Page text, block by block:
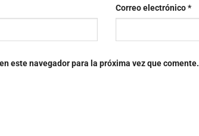
Correo electrónico*
este navegador para la próxima vez que comente.